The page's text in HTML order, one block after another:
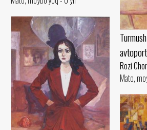
Rozi
Mato,